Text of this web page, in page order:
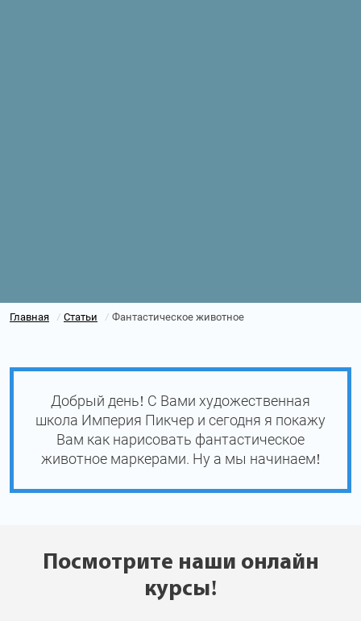
Главная / Статьи / Фантастическое животное
Добрый день! С Вами художественная
школа Империя Пикчер и сегодня я покажу
Вам как нарисовать фантастическое
животное маркерами. Ну а мы начинаем!
Посмотрите наши онлайн
курсы!